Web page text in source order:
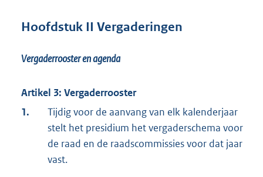
Hoofdstuk II Vergaderingen
Vergaderrooster en agenda
Artikel 3: Vergaderrooster
1.
Tijdig voor de aanvang van elk kalenderjaar
stelt het presidium het vergaderschema voor
de raad en de raadscommissies voor dat jaar
vast.